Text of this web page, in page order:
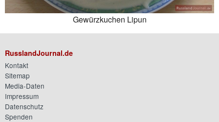
Gewürzkuchen Lipun
RusslandJournal.de
Kontakt
Sitemap
Media-Daten
Impressum
Datenschutz
Spenden